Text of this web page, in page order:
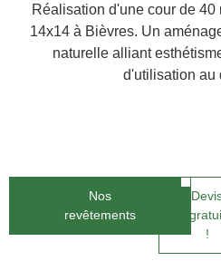
Réalisation d'une cour de 40
14x14 à Bièvres. Un
naturelle alliant
d'utilisation au
Nos
revêtements
!